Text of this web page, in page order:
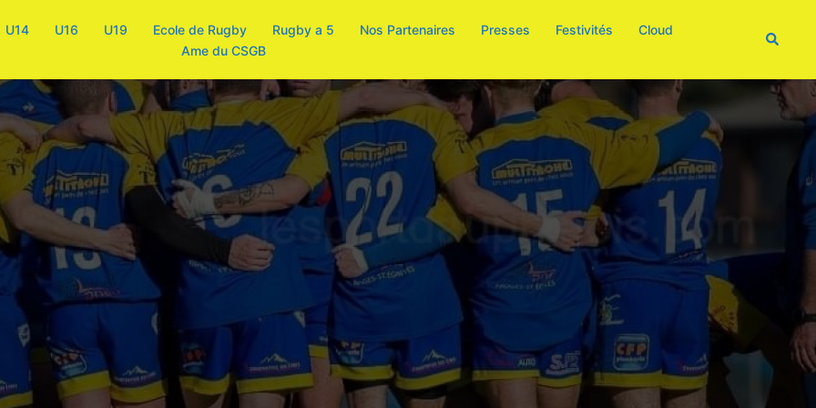
U14 U16 U19 Ecole de Rugby Rugby a 5 Nos Partenaires Presses Festivités
Cloud
Ame du CSGB